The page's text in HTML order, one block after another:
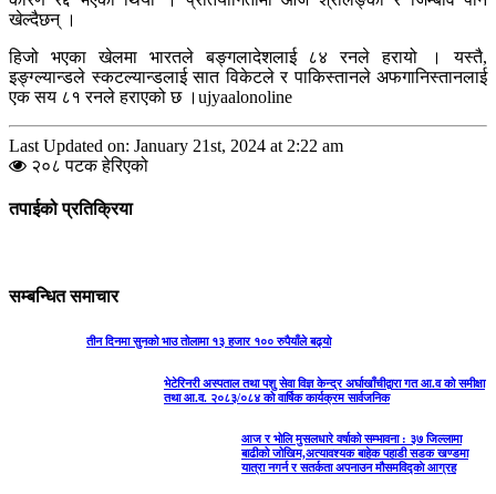
खेल्दैछन् ।
हिजो भएका खेलमा भारतले बङ्गलादेशलाई ८४ रनले हरायो । यस्तै,
इङ्ग्ल्यान्डले स्कटल्यान्डलाई सात विकेटले र पाकिस्तानले अफगानिस्तानलाई
एक सय ८१ रनले हराएको छ ।ujyaalonoline
Last Updated on: January 21st, 2024 at 2:22 am
२०८ पटक हेरिएको
तपाईको प्रतिक्रिया
सम्बन्धित समाचार
तीन दिनमा सुनको भाउ तोलामा १३ हजार १०० रुपैयाँले बढ्यो
भेटेरिनरी अस्पताल तथा पशु सेवा विज्ञ केन्द्र अर्घाखाँचीद्वारा गत आ.व को समीक्षा
तथा आ.व. २०८३/०८४ को वार्षिक कार्यक्रम सार्वजनिक
आज र भोलि मुसलधारे वर्षाको सम्भावना : ३७ जिल्लामा
बाढीको जोखिम,अत्यावश्यक बाहेक पहाडी सडक खण्डमा
यात्रा नगर्न र सतर्कता अपनाउन मौसमविद्काे आग्रह